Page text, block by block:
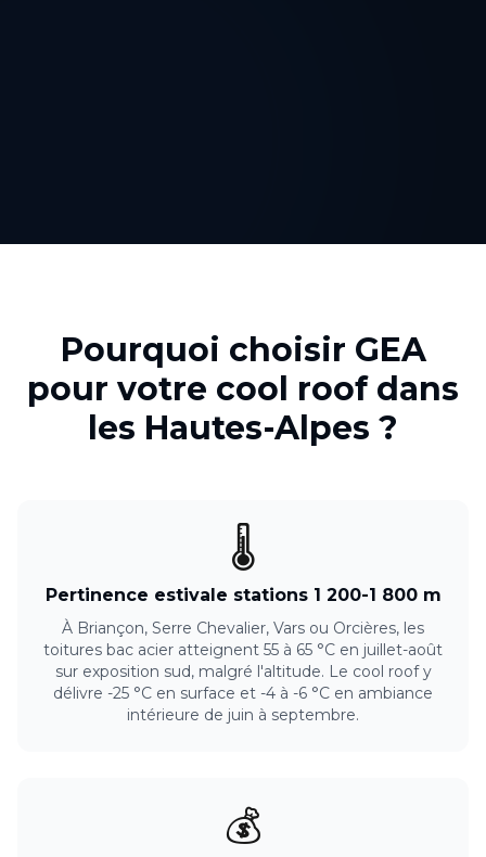
Pourquoi choisir GEA
pour votre cool roof dans
les Hautes-Alpes ?
🌡️
Pertinence estivale stations 1 200-1 800 m
À Briançon, Serre Chevalier, Vars ou Orcières, les
toitures bac acier atteignent 55 à 65 °C en juillet-août
sur exposition sud, malgré l'altitude. Le cool roof y
délivre -25 °C en surface et -4 à -6 °C en ambiance
intérieure de juin à septembre.
💰